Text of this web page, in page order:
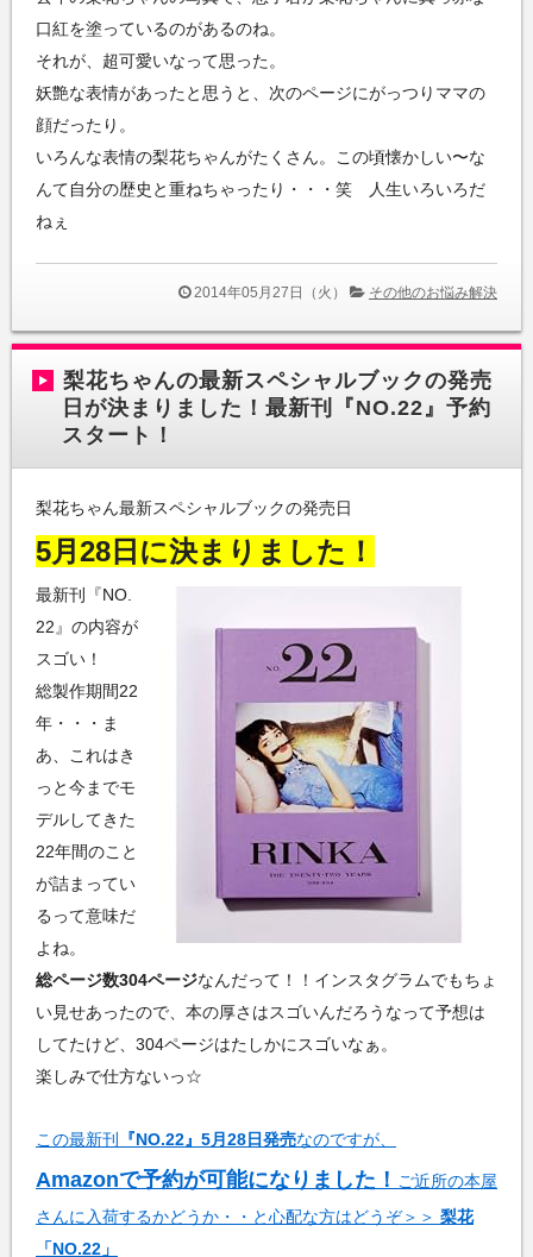
口紅を塗っているのがあるのね。
それが、超可愛いなって思った。
妖艶な表情があったと思うと、次のページにがっつりママの
顔だったり。
いろんな表情の梨花ちゃんがたくさん。この頃懐かしい〜な
んて自分の歴史と重ねちゃったり・・・笑 人生いろいろだ
ねぇ
2014年05月27日（火） その他のお悩み解決
梨花ちゃんの最新スペシャルブックの発売
日が決まりました！最新刊『NO.22』予約
スタート！
梨花ちゃん最新スペシャルブックの発売日
5月28日に決まりました！
最新刊『NO.
22』の内容が
スゴい！
総製作期間22
年・・・ま
あ、これはき
っと今までモ
デルしてきた
22年間のこと
が詰まってい
るって意味だ
よね。
総ページ数304ページなんだって！！インスタグラムでもちょ
い見せあったので、本の厚さはスゴいんだろうなって予想は
してたけど、304ページはたしかにスゴいなぁ。
楽しみで仕方ないっ☆
この最新刊 『NO.22』5月28日発売なのですが、
Amazonで予約が可能になりました！ ご近所の本屋
さんに入荷するかどうか・・と心配な方はどうぞ＞＞ 梨花
「NO.22」